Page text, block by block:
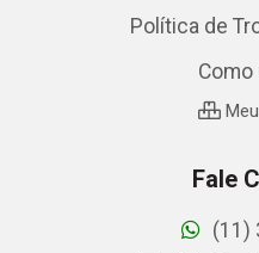
Política de
Como
Fale
(11)